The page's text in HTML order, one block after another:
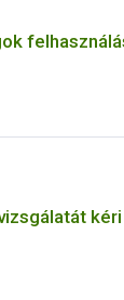
kéri